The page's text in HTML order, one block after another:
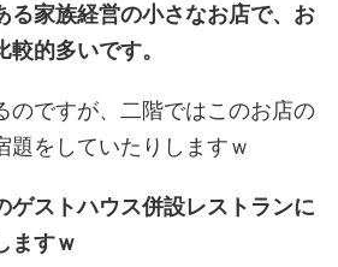
る家族経営の小さなお店で、お
的多いです。
のですが、二階ではこのお店の
題をしていたりしますｗ
ゲストハウス併設レストランに
ますｗ